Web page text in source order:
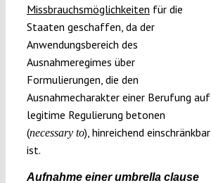
Missbrauchsmöglichkeiten für die
Staaten geschaffen, da der
Anwendungsbereich des
Ausnahmeregimes über
Formulierungen, die den
Ausnahmecharakter einer Berufung auf
legitime Regulierung betonen
(necessary to), hinreichend einschränkbar
ist.
Aufnahme einerumbrella clause